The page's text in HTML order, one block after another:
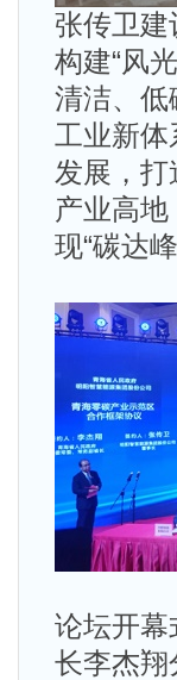
张传卫建
构建“风
清洁、低
工业新体
发展，
产业高
现“碳达
论坛开幕
长李杰翔